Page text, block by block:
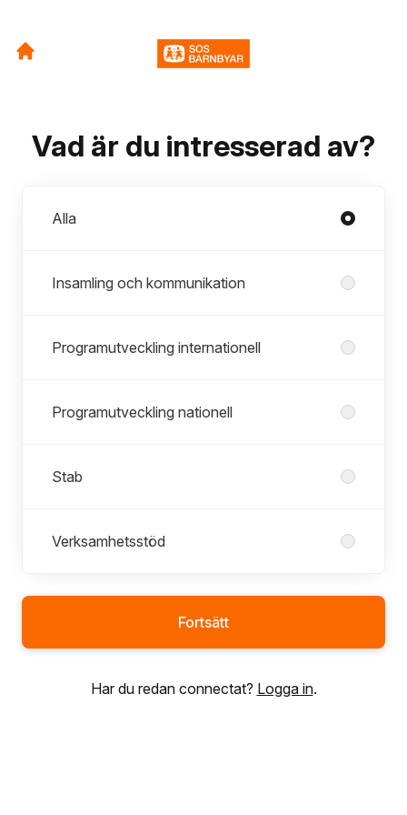
Vad är du intresserad av?
Alla
Insamling och kommunikation
Programutveckling internationell
Programutveckling nationell
Stab
Verksamhetsstöd
Fortsätt
Har du redan connectat? Logga in.